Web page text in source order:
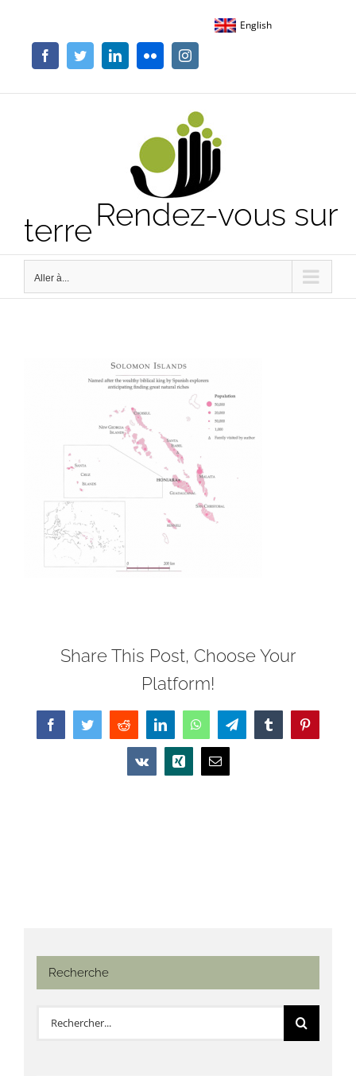
contenu
English
FacebookTwitterLinkedInFlickr Instagram
Rendez-vous sur
terre
Aller à...
Share This Post, Choose Your
Platform!
FacebookTwitterReddit LinkedInWhatsAppTelegramTumblrPinterest
Vk Xing Email
Recherche
Rechercher: